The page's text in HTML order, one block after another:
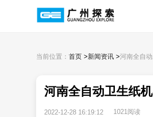
当前位置： 首页 >新闻资讯 >河南全自
河南全自动卫生纸
2022-12-28 16:19:12 1021阅读